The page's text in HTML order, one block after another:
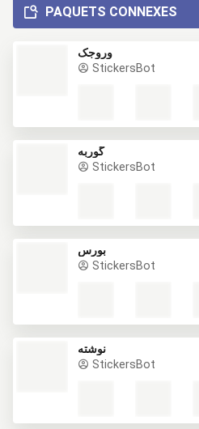
PAQUETS CONNEXES
وروجک
StickersBot
گوربه
StickersBot
بورس
StickersBot
نوشته
StickersBot